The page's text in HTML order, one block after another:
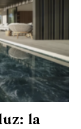
la